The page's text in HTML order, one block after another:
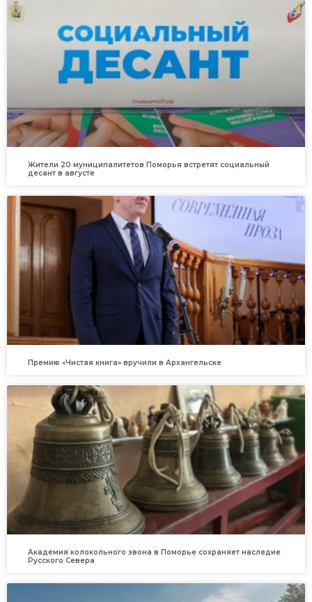
Жители 20 муниципалитетов Поморья встретят социальный
десант в августе
Премию «Чистая книга» вручили в Архангельске
Академия колокольного звона в Поморье сохраняет наследие
Русского Севера